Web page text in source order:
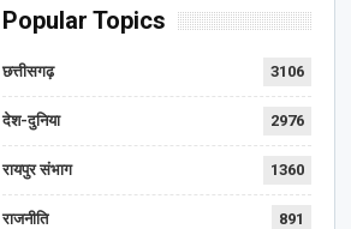
Popular Topics
छत्तीसगढ़ 3106
देश-दुनिया 2976
रायपुर संभाग 1360
राजनीति 891